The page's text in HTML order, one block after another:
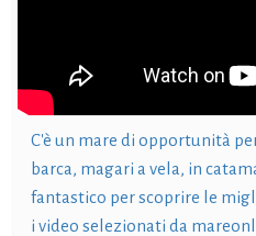
C'è un mare di opportunità
barca, magari a vela, in
fantastico per scoprire le
i video selezionati da